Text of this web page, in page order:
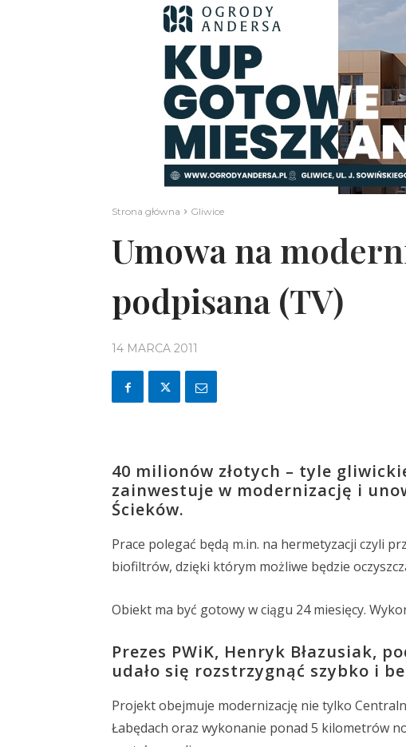
Strona główna Gliwice
Umowa na
podpisana (TV)
14 MARCA 2011
40 milionów złotych – tyle
zainwestuje w modernizację i
Ścieków.
Prace polegać będą m.in. na hermetyzacji czyli
biofiltrów, dzięki którym możliwe będzie
Obiekt ma być gotowy w ciągu 24 miesięcy.
Prezes PWiK, Henryk Błazusiak,
udało się rozstrzygnąć szybko i
Projekt obejmuje modernizację nie tylko
Łabędach oraz wykonanie ponad 5 kilometrów